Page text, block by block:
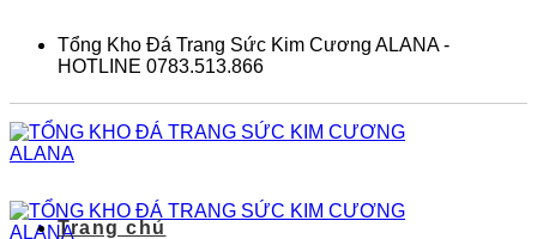
content
Tổng Kho Đá Trang Sức Kim Cương ALANA -
HOTLINE 0783.513.866
Trang chủ